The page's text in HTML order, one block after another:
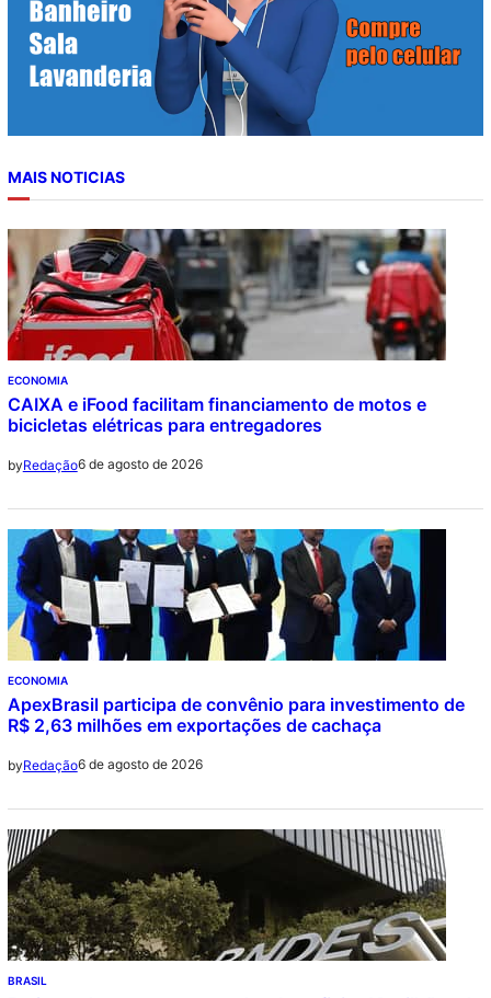
MAIS NOTICIAS
ECONOMIA
CAIXA e iFood facilitam financiamento de motos e
bicicletas elétricas para entregadores
byRedação6 de agosto de 2026
ECONOMIA
ApexBrasil participa de convênio para investimento de
R$ 2,63 milhões em exportações de cachaça
byRedação6 de agosto de 2026
BRASIL